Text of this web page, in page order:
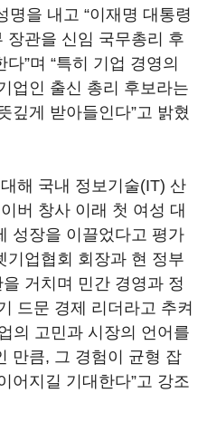
명을 내고 “이재명 대통령
장관을 신임 국무총리 후
다”며 “특히 기업 경영의
업인 출신 총리 후보라는
깊게 받아들인다”고 밝혔
해 국내 정보기술(IT) 산
버 창사 이래 첫 여성 대
성장을 이끌었다고 평가
기업협회 회장과 현 정부
거치며 민간 경영과 정
드문 경제 리더라고 추켜
의 고민과 시장의 언어를
만큼, 그 경험이 균형 잡
어지길 기대한다”고 강조